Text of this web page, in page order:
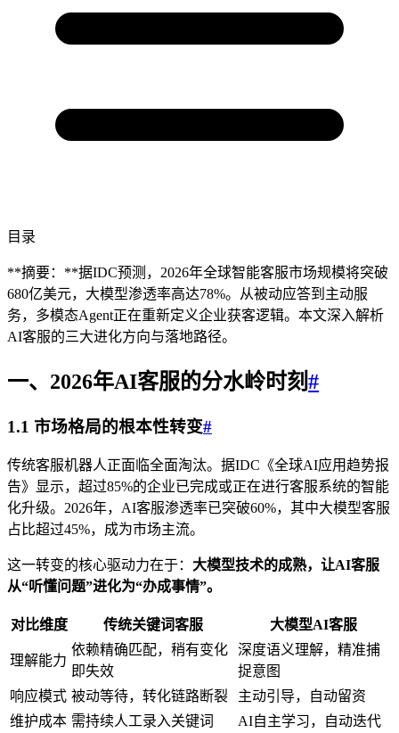
目录
**摘要：**据IDC预测，2026年全球智能客服市场规模将突破
680亿美元，大模型渗透率高达78%。从被动应答到主动服
务，多模态Agent正在重新定义企业获客逻辑。本文深入解析
AI客服的三大进化方向与落地路径。
一、2026年AI客服的分水岭时刻#
1.1 市场格局的根本性转变#
传统客服机器人正面临全面淘汰。据IDC《全球AI应用趋势报
告》显示，超过85%的企业已完成或正在进行客服系统的智能
化升级。2026年，AI客服渗透率已突破60%，其中大模型客服
占比超过45%，成为市场主流。
这一转变的核心驱动力在于： 大模型技术的成熟，让AI客服
从“听懂问题”进化为“办成事情”。
对比维度 传统关键词客服 大模型AI客服
理解能力
依赖精确匹配，稍有变化
即失效
深度语义理解，精准捕
捉意图
响应模式 被动等待，转化链路断裂
主动引导，自动留资
维护成本 需持续人工录入关键词
AI自主学习，自动迭代